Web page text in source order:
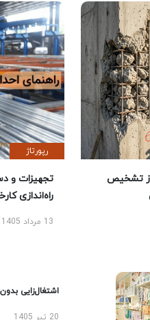
تشخیص
رپورتاژ
تجهیزات و
راه‌اندازی
13 مرداد 1405
اشتغال‌زایی بدون
20 تیر 1405